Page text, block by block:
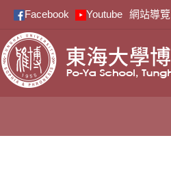
跳到主要內容
Facebook Youtube 網站導覽